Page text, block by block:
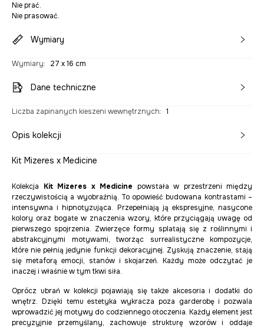
Nie prać.
Nie prasować.
Wymiary
Wymiary: 27 x 16 cm
Dane techniczne
Liczba zapinanych kieszeni wewnętrznych: 1
Opis kolekcji
Kit Mizeres x Medicine
Kolekcja Kit Mizeres x Medicine powstała w przestrzeni między
rzeczywistością a wyobraźnią. To opowieść budowana kontrastami –
intensywna i hipnotyzująca. Przepełniają ją ekspresyjne, nasycone
kolory oraz bogate w znaczenia wzory, które przyciągają uwagę od
pierwszego spojrzenia. Zwierzęce formy splatają się z roślinnymi i
abstrakcyjnymi motywami, tworząc surrealistyczne kompozycje,
które nie pełnią jedynie funkcji dekoracyjnej. Zyskują znaczenie, stają
się metaforą emocji, stanów i skojarzeń. Każdy może odczytać je
inaczej i właśnie w tym tkwi siła.
Oprócz ubrań w kolekcji pojawiają się także akcesoria i dodatki do
wnętrz. Dzięki temu estetyka wykracza poza garderobę i pozwala
wprowadzić jej motywy do codziennego otoczenia. Każdy element jest
precyzyjnie przemyślany, zachowuje strukturę wzorów i oddaje